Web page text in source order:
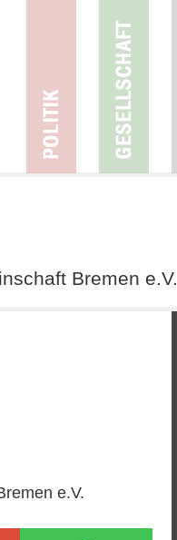
Bremen e.V.
e.V.